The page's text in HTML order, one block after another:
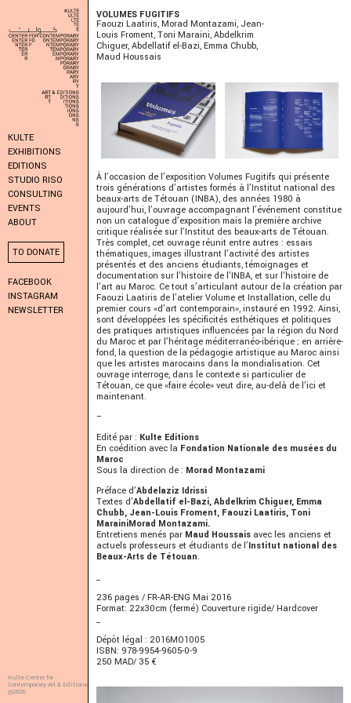
KULTE
EXHIBITIONS
EDITIONS
STUDIO RISO
CONSULTING
EVENTS
ABOUT
TO DONATE
FACEBOOK
INSTAGRAM
NEWSLETTER
Kulte Center for
Contemporary Art & Editions
@2026
VOLUMES FUGITIFS
Faouzi Laatiris, Morad Montazami, Jean-
Louis Froment, Toni Maraini, Abdelkrim
Chiguer, Abdellatif el-Bazi, Emma Chubb,
Maud Houssais
À l’occasion de l’exposition Volumes Fugitifs qui présente
trois générations d’artistes formés à l’Institut national des
beaux-arts de Tétouan (INBA), des années 1980 à
aujourd’hui, l’ouvrage accompagnant l’événement constitue
non un catalogue d’exposition mais la première archive
critique réalisée sur l’Institut des beaux-arts de Tétouan.
Très complet, cet ouvrage réunit entre autres : essais
thématiques, images illustrant l’activité des artistes
présentés et des anciens étudiants, témoignages et
documentation sur l’histoire de l’INBA, et sur l’histoire de
l’art au Maroc. Ce tout s’articulant autour de la création par
Faouzi Laatiris de l’atelier Volume et Installation, celle du
premier cours «d’art contemporain», instauré en 1992. Ainsi,
sont développées les spécificités esthétiques et politiques
des pratiques artistiques influencées par la région du Nord
du Maroc et par l’héritage méditerranéo-ibérique ; en arrière-
fond, la question de la pédagogie artistique au Maroc ainsi
que les artistes marocains dans la mondialisation. Cet
ouvrage interroge, dans le contexte si particulier de
Tétouan, ce que «faire école» veut dire, au-delà de l’ici et
maintenant.
–
Edité par : Kulte Editions
En coédition avec la Fondation Nationale des musées du
Maroc
Sous la direction de : Morad Montazami
Préface d’Abdelaziz Idrissi
Textes d’Abdellatif el-Bazi, Abdelkrim Chiguer, Emma
Chubb, Jean-Louis Froment, Faouzi Laatiris, Toni
MarainiMorad Montazami.
Entretiens menés par Maud Houssais avec les anciens et
actuels professeurs et étudiants de l’Institut national des
Beaux-Arts de Tétouan.
236 pages / FR-AR-ENG Mai 2016
Format: 22x30cm (fermé) Couverture rigide/ Hardcover
Dépôt légal : 2016MO1005
ISBN: 978-9954-9605-0-9
250 MAD/ 35 €